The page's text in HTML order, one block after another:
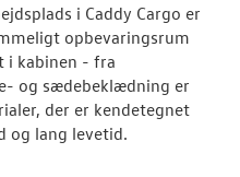
Book en
Byg din
i Caddy Cargo er
opbevaringsrum
i kabinen - fra
og sædebeklædning er
der er kendetegnet
og lang levetid.